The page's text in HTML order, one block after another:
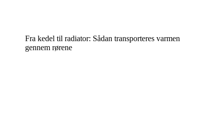
Fra kedel til radiator: Sådan transporteres varmen
gennem rørene